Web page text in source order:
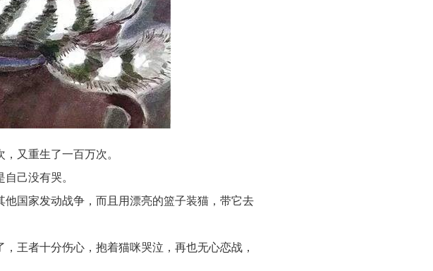
又重生了一百万次。
己没有哭。
国家发动战争，而且用漂亮的篮子装猫，带它去
王者十分伤心，抱着猫咪哭泣，再也无心恋战，